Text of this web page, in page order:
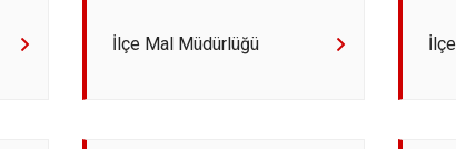
Beylikova
İlçe Mal Müdürlüğü